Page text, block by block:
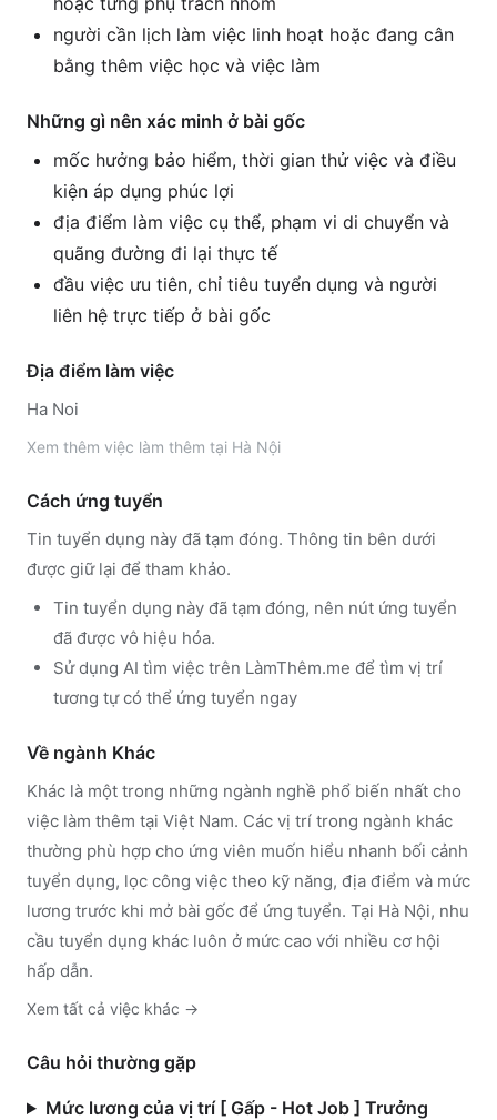
người cần lịch làm việc linh hoạt hoặc đang cân
bằng thêm việc học và việc làm
Những gì nên xác minh ở bài gốc
mốc hưởng bảo hiểm, thời gian thử việc và điều
kiện áp dụng phúc lợi
địa điểm làm việc cụ thể, phạm vi di chuyển và
quãng đường đi lại thực tế
đầu việc ưu tiên, chỉ tiêu tuyển dụng và người
liên hệ trực tiếp ở bài gốc
Địa điểm làm việc
Ha Noi
Xem thêm việc làm thêm tại Hà Nội
Cách ứng tuyển
Tin tuyển dụng này đã tạm đóng. Thông tin bên dưới
được giữ lại để tham khảo.
Tin tuyển dụng này đã tạm đóng, nên nút ứng tuyển
đã được vô hiệu hóa.
Sử dụng AI tìm việc trên LàmThêm.me để tìm vị trí
tương tự có thể ứng tuyển ngay
Về ngành Khác
Khác là một trong những ngành nghề phổ biến nhất cho
việc làm thêm tại Việt Nam. Các vị trí trong ngành khác
thường phù hợp cho ứng viên muốn hiểu nhanh bối cảnh
tuyển dụng, lọc công việc theo kỹ năng, địa điểm và mức
lương trước khi mở bài gốc để ứng tuyển. Tại Hà Nội, nhu
cầu tuyển dụng khác luôn ở mức cao với nhiều cơ hội
hấp dẫn.
Xem tất cả việc khác →
Câu hỏi thường gặp
Mức lương của vị trí [ Gấp - Hot Job ] Trưởng